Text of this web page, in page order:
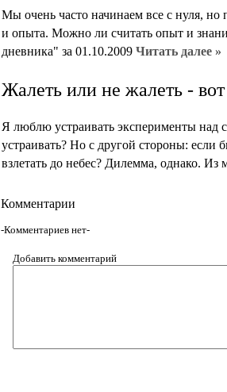
Мы очень часто начинаем все с нуля,
и опыта. Можно ли считать опыт и
дневника" за 01.10.2009 Читать далее »
Жалеть или не жалеть -
Я люблю устраивать эксперименты над
устраивать? Но с другой стороны:
взлетать до небес? Дилемма, однако.
Комментарии
-Комментариев нет-
Добавить комментарий